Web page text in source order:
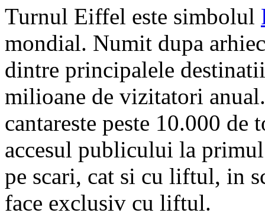
Turnul Eiffel este simbolul
mondial. Numit dupa
dintre principalele
milioane de vizitatori
cantareste peste 10.000
accesul publicului la
pe scari, cat si cu liftul, in
face exclusiv cu liftul.